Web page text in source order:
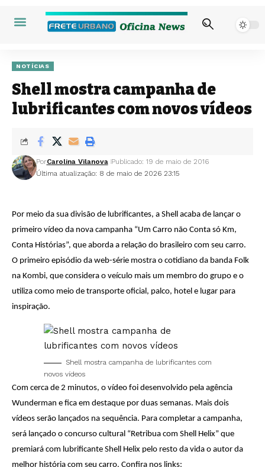
NOTÍCIAS
Shell mostra campanha de
lubrificantes com novos vídeos
Última atualização: 8 de maio de 2026 23:15
PorCarolina Vilanova Publicado: 19 de maio de 2016
Por meio da sua divisão de lubrificantes, a Shell acaba de lançar o
primeiro vídeo da nova campanha “Um Carro não Conta só Km,
Conta Histórias”, que aborda a relação do brasileiro com seu carro.
O primeiro episódio da web-série mostra o cotidiano da banda Folk
na Kombi, que considera o veículo mais um membro do grupo e o
utiliza como meio de transporte oficial, palco, hotel e lugar para
inspiração.
Shell mostra campanha de lubrificantes com
novos vídeos
Com cerca de 2 minutos, o vídeo foi desenvolvido pela agência
Wunderman e fica em destaque por duas semanas. Mais dois
vídeos serão lançados na sequência. Para completar a campanha,
será lançado o concurso cultural “Retribua com Shell Helix” que
premiará com lubrificante Shell Helix pelo resto da vida o autor da
melhor história com seu carro. Confira nos links: